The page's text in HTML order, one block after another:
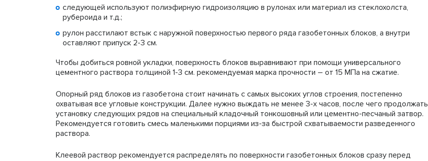
следующей используют полиэфирную гидроизоляцию в рулонах или материал из стеклохолста,
рубероида и т.д.;
рулон расстилают встык с наружной поверхностью первого ряда газобетонных блоков, а внутри
оставляют припуск 2-3 см.
Чтобы добиться ровной укладки, поверхность блоков выравнивают при помощи универсального
цементного раствора толщиной 1-3 см. рекомендуемая марка прочности – от 15 МПа на сжатие.
Опорный ряд блоков из газобетона стоит начинать с самых высоких углов строения, постепенно
охватывая все угловые конструкции. Далее нужно выждать не менее 3-х часов, после чего продолжать
установку следующих рядов на специальный кладочный тонкошовный или цементно-песчаный затвор.
Рекомендуется готовить смесь маленькими порциями из-за быстрой схватываемости разведенного
раствора.
Клеевой раствор рекомендуется распределять по поверхности газобетонных блоков сразу перед